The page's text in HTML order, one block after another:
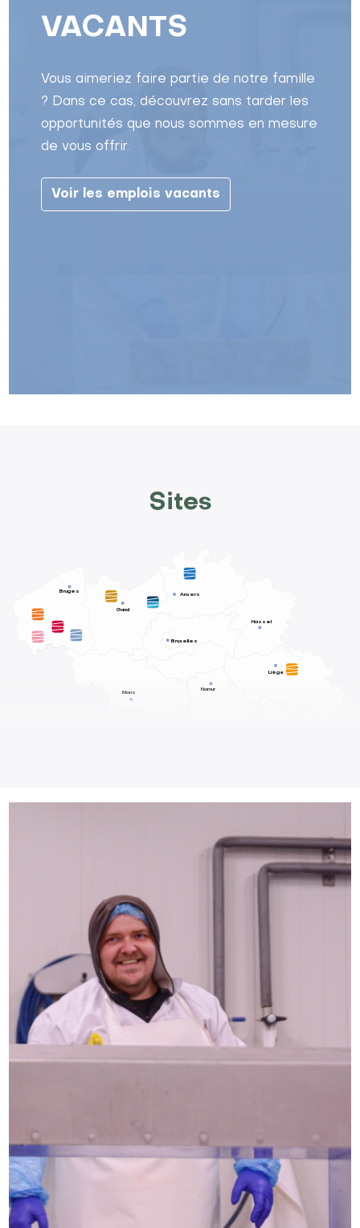
VACANTS
Vous aimeriez faire partie de notre famille
? Dans ce cas, découvrez sans tarder les
opportunités que nous sommes en mesure
de vous offrir.
Voir les emplois vacants
Sites
Gand
Bruxelles
Anvers
Hassel
Bruges
Mons
Namur
Liège